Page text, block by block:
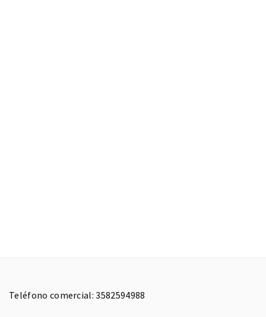
Teléfono comercial: 3582594988